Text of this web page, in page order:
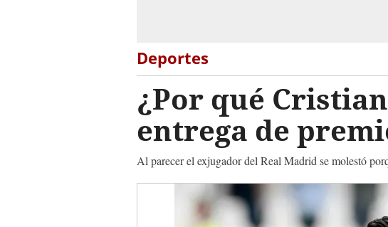
Deportes
¿Por qué
entrega de
Al parecer el exjugador del Real Madrid se molestó